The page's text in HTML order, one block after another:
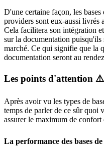
D'une certaine façon, les bases
providers sont eux-aussi livrés
Cela facilitera son intégration
sur la documentation puisqu'ils
marché. Ce qui signifie que la
documentation seront au
Les points d'attention ⚠️
Après avoir vu les types de
temps de parler de ce sûr quoi
assurer le maximum de
La performance des bases de